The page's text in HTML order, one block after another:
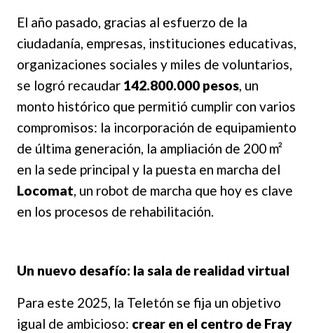
El año pasado, gracias al esfuerzo de la
ciudadanía, empresas, instituciones educativas,
organizaciones sociales y miles de voluntarios,
se logró recaudar 142.800.000 pesos, un
monto histórico que permitió cumplir con varios
compromisos: la incorporación de equipamiento
de última generación, la ampliación de 200 m²
en la sede principal y la puesta en marcha del
Locomat, un robot de marcha que hoy es clave
en los procesos de rehabilitación.
Un nuevo desafío: la sala de realidad virtual
Para este 2025, la Teletón se fija un objetivo
igual de ambicioso: crear en el centro de Fray